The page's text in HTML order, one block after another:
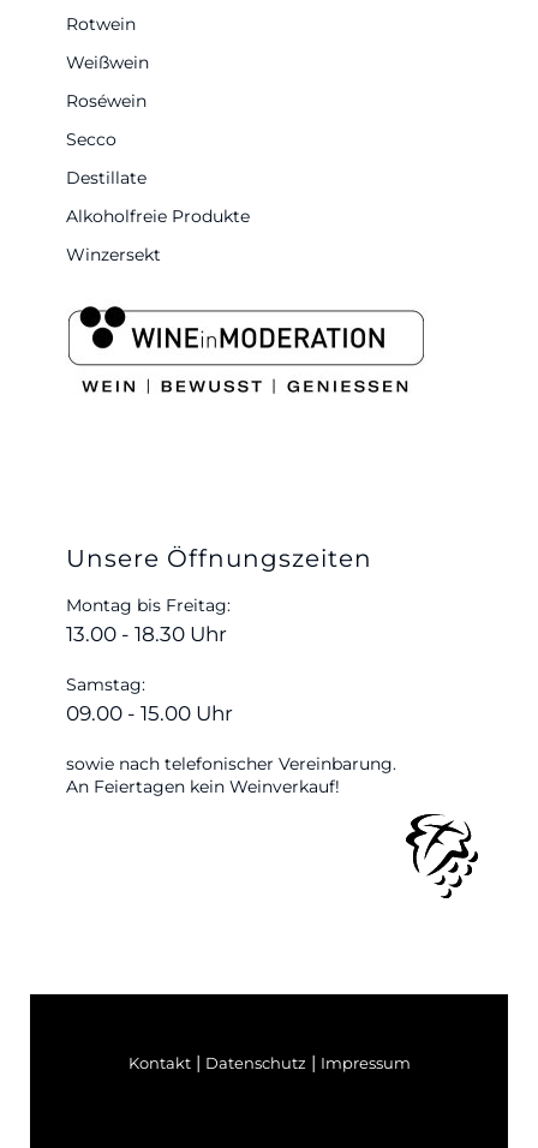
Rotwein
Weißwein
Roséwein
Secco
Destillate
Alkoholfreie Produkte
Winzersekt
Unsere Öffnungszeiten
Montag bis Freitag:
13.00 - 18.30 Uhr
Samstag:
09.00 - 15.00 Uhr
sowie nach telefonischer Vereinbarung.
An Feiertagen kein Weinverkauf!
Kontakt| Datenschutz | Impressum